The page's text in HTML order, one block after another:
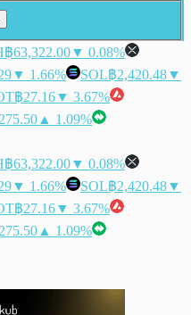
฿63,322.00▼ 0.08%
▼ 1.66% SOL฿2,420.48▼
฿27.16▼ 3.67%
▲ 1.09%
฿63,322.00▼ 0.08%
▼ 1.66% SOL฿2,420.48▼
฿27.16▼ 3.67%
▲ 1.09%